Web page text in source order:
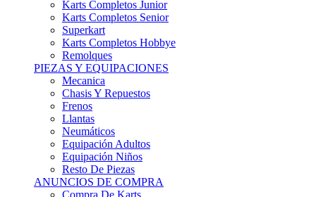
Karts Completos Junior
Karts Completos Senior
Superkart
Karts Completos Hobbye
Remolques
PIEZAS Y EQUIPACIONES
Mecanica
Chasis Y Repuestos
Frenos
Llantas
Neumáticos
Equipación Adultos
Equipación Niños
Resto De Piezas
ANUNCIOS DE COMPRA
Compra De Karts